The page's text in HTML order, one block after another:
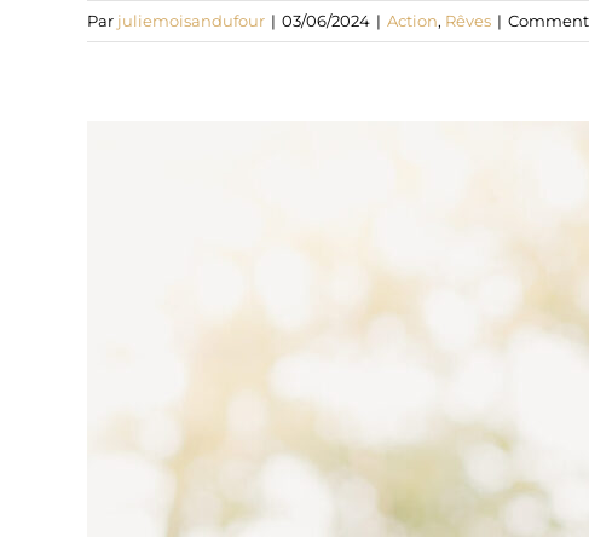
Par juliemoisandufour | 03/06/2024 | Action, Rêves |